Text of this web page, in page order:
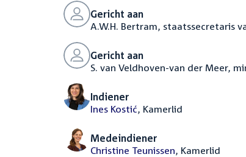
Gericht aan
A.W.H. Bertram, staatssecretaris
Gericht aan
S. van Veldhoven-van der Meer,
Indiener
Ines Kostić, Kamerlid
Medeindiener
Christine Teunissen, Kamerlid